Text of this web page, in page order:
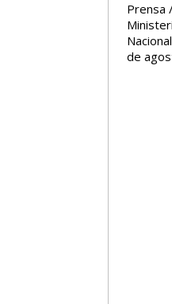
Prensa
de